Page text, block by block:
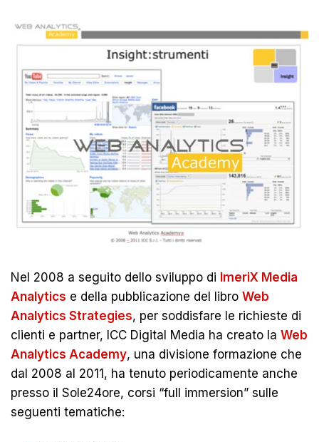
Nel 2008 a seguito dello sviluppo di ImeriX Media
Analytics e della pubblicazione del libro Web
Analytics Strategies, per soddisfare le richieste di
clienti e partner, ICC Digital Media ha creato la Web
Analytics Academy, una divisione formazione che
dal 2008 al 2011, ha tenuto periodicamente anche
presso il Sole24ore, corsi “full immersion” sulle
seguenti tematiche: